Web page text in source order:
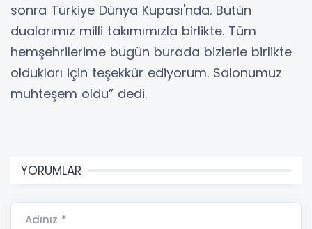
sonra Türkiye Dünya Kupası'nda. Bütün
dualarımız milli takımımızla birlikte. Tüm
hemşehrilerime bugün burada bizlerle birlikte
oldukları için teşekkür ediyorum. Salonumuz
muhteşem oldu” dedi.
YORUMLAR
Adınız *